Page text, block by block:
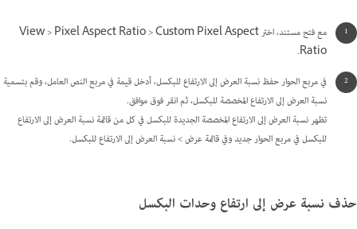
مع فتح مستند، اختر View > Pixel Aspect Ratio > Custom Pixel Aspect
Ratio.
في مربع الحوار حفظ نسبة العرض إلى الارتفاع للبكسل، أدخل قيمة في مربع النص العامل، وقم بتسمية
نسبة العرض إلى الارتفاع المخصصة للبكسل، ثم انقر فوق موافق.
تظهر نسبة العرض إلى الارتفاع المخصصة الجديدة للبكسل في كل من قائمة نسبة العرض إلى الارتفاع
للبكسل في مربع الحوار جديد وفي قائمة عرض > نسبة العرض إلى الارتفاع للبكسل.
حذف نسبة عرض إلى ارتفاع وحدات البكسل